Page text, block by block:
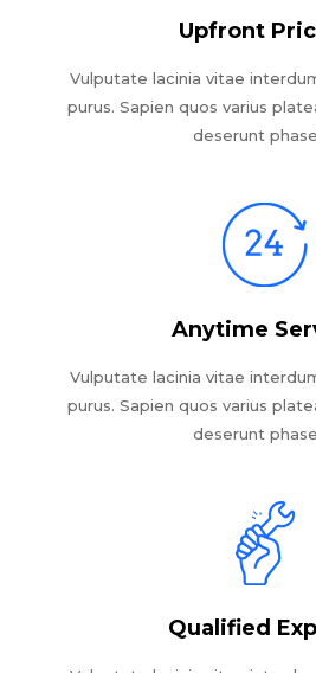
Upfront
Vulputate lacinia vitae
purus. Sapien quos varius
deserunt
Anytime
Vulputate lacinia vitae
purus. Sapien quos varius
deserunt
Qualified